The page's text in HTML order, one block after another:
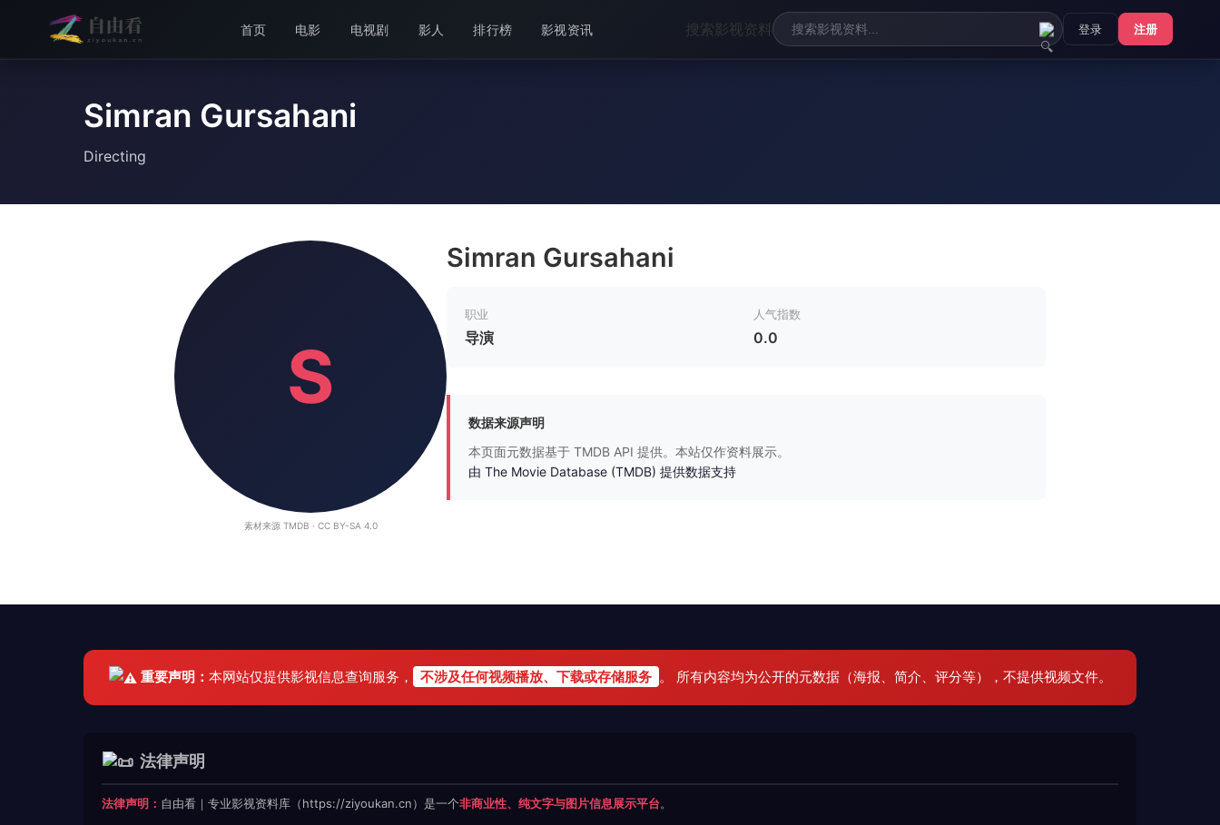
首页 电影 电视剧 影人 排行榜 影视资讯 搜索影视资料 登录 注册
Simran Gursahani
Directing
S
素材来源 TMDB · CC BY-SA 4.0
Simran Gursahani
职业
导演
人气指数
0.0
数据来源声明
本页面元数据基于 TMDB API 提供。本站仅作资料展示。
由 The Movie Database (TMDB) 提供数据支持
重要声明：本网站仅提供影视信息查询服务， 不涉及任何视频播放、下载或存储服务 。 所有内容均为公开的元数据（海报、简介、评分等），不提供视频文件。
法律声明
法律声明： 自由看｜专业影视资料库（https://ziyoukan.cn）是一个非商业性、纯文字与图片信息展示平台。